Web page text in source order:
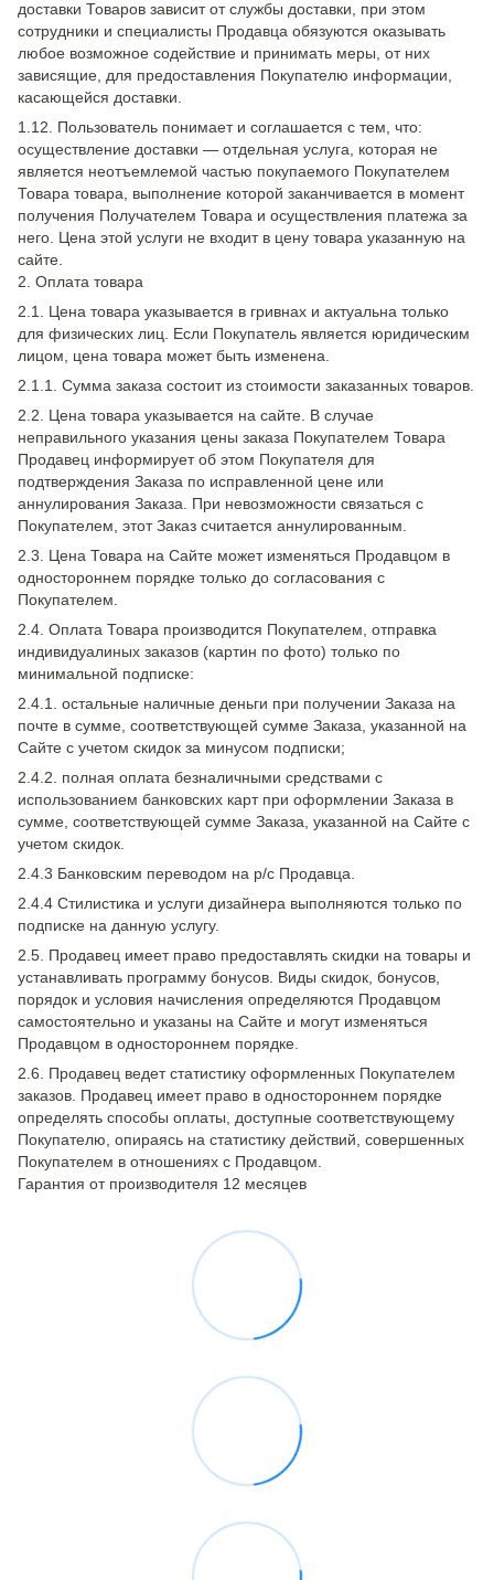
доставки Товаров зависит от службы доставки, при этом
сотрудники и специалисты Продавца обязуются оказывать
любое возможное содействие и принимать меры, от них
зависящие, для предоставления Покупателю информации,
касающейся доставки.
1.12. Пользователь понимает и соглашается с тем, что:
осуществление доставки — отдельная услуга, которая не
является неотъемлемой частью покупаемого Покупателем
Товара товара, выполнение которой заканчивается в момент
получения Получателем Товара и осуществления платежа за
него. Цена этой услуги не входит в цену товара указанную на
сайте.
2. Оплата товара
2.1. Цена товара указывается в гривнах и актуальна только
для физических лиц. Если Покупатель является юридическим
лицом, цена товара может быть изменена.
2.1.1. Сумма заказа состоит из стоимости заказанных товаров.
2.2. Цена товара указывается на сайте. В случае
неправильного указания цены заказа Покупателем Товара
Продавец информирует об этом Покупателя для
подтверждения Заказа по исправленной цене или
аннулирования Заказа. При невозможности связаться с
Покупателем, этот Заказ считается аннулированным.
2.3. Цена Товара на Сайте может изменяться Продавцом в
одностороннем порядке только до согласования с
Покупателем.
2.4. Оплата Товара производится Покупателем, отправка
индивидуалиных заказов (картин по фото) только по
минимальной подписке:
2.4.1. остальные наличные деньги при получении Заказа на
почте в сумме, соответствующей сумме Заказа, указанной на
Сайте с учетом скидок за минусом подписки;
2.4.2. полная оплата безналичными средствами с
использованием банковских карт при оформлении Заказа в
сумме, соответствующей сумме Заказа, указанной на Сайте с
учетом скидок.
2.4.3 Банковским переводом на р/с Продавца.
2.4.4 Стилистика и услуги дизайнера выполняются только по
подписке на данную услугу.
2.5. Продавец имеет право предоставлять скидки на товары и
устанавливать программу бонусов. Виды скидок, бонусов,
порядок и условия начисления определяются Продавцом
самостоятельно и указаны на Сайте и могут изменяться
Продавцом в одностороннем порядке.
2.6. Продавец ведет статистику оформленных Покупателем
заказов. Продавец имеет право в одностороннем порядке
определять способы оплаты, доступные соответствующему
Покупателю, опираясь на статистику действий, совершенных
Покупателем в отношениях с Продавцом.
Гарантия от производителя 12 месяцев